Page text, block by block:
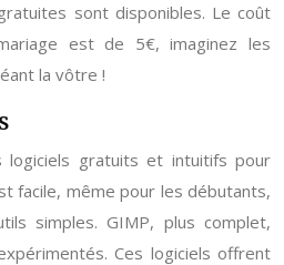
sont disponibles. Le coût
est de 5€, imaginez les
la vôtre !
logiciels gratuits et intuitifs pour
facile, même pour les débutants,
simples. GIMP, plus complet,
Ces logiciels offrent